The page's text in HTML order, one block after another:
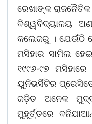
ରେଖାଙ୍କ
ବିଶ୍ୱବିଦ୍ୟାଳୟ
କଲେଜରୁ । ଯେଉଁଠି
ମସିହାର ସାମିଲ
୧୯୯୬-୯୭
ୟୁନିଭର୍ସିଟିର
ଜଡ଼ିତ ଅନେକ
ମୁହୂର୍ତ୍ତରେ